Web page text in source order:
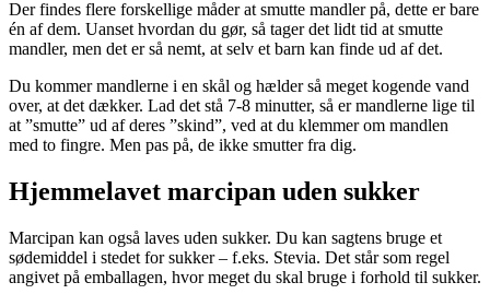
Der findes flere forskellige måder at smutte mandler på, dette er bare
én af dem. Uanset hvordan du gør, så tager det lidt tid at smutte
mandler, men det er så nemt, at selv et barn kan finde ud af det.
Du kommer mandlerne i en skål og hælder så meget kogende vand
over, at det dækker. Lad det stå 7-8 minutter, så er mandlerne lige til
at ”smutte” ud af deres ”skind”, ved at du klemmer om mandlen
med to fingre. Men pas på, de ikke smutter fra dig.
Hjemmelavet marcipan uden sukker
Marcipan kan også laves uden sukker. Du kan sagtens bruge et
sødemiddel i stedet for sukker – f.eks. Stevia. Det står som regel
angivet på emballagen, hvor meget du skal bruge i forhold til sukker.